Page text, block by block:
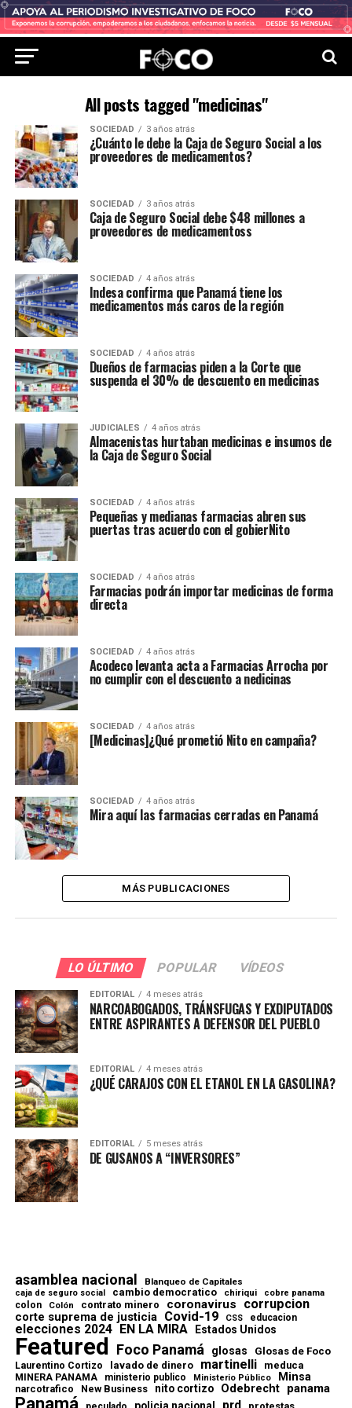
All posts tagged "medicinas"
SOCIEDAD 3 años atrás
¿Cuánto le debe la Caja de Seguro Social a los
proveedores de medicamentos?
SOCIEDAD 3 años atrás
Caja de Seguro Social debe $48 millones a
proveedores de medicamentoss
SOCIEDAD 4 años atrás
Indesa confirma que Panamá tiene los
medicamentos más caros de la región
SOCIEDAD 4 años atrás
Dueños de farmacias piden a la Corte que
suspenda el 30% de descuento en medicinas
JUDICIALES 4 años atrás
Almacenistas hurtaban medicinas e insumos de
la Caja de Seguro Social
SOCIEDAD 4 años atrás
Pequeñas y medianas farmacias abren sus
puertas tras acuerdo con el gobierNito
SOCIEDAD 4 años atrás
Farmacias podrán importar medicinas de forma
directa
SOCIEDAD 4 años atrás
Acodeco levanta acta a Farmacias Arrocha por
no cumplir con el descuento a nedicinas
SOCIEDAD 4 años atrás
[Medicinas]¿Qué prometió Nito en campaña?
SOCIEDAD 4 años atrás
Mira aquí las farmacias cerradas en Panamá
MÁS PUBLICACIONES
LO ÚLTIMO POPULAR VÍDEOS
EDITORIAL 4 meses atrás
NARCOABOGADOS, TRÁNSFUGAS Y EXDIPUTADOS
ENTRE ASPIRANTES A DEFENSOR DEL PUEBLO
EDITORIAL 4 meses atrás
¿QUÉ CARAJOS CON EL ETANOL EN LA GASOLINA?
EDITORIAL 5 meses atrás
DE GUSANOS A “INVERSORES”
asamblea nacional Blanqueo de Capitales
caja de seguro social cambio democratico chiriqui cobre panama
colon Colón contrato minero coronavirus corrupcion
corte suprema de justicia Covid-19 CSS educacion
elecciones 2024 EN LA MIRA Estados Unidos
Featured Foco Panamá glosas Glosas de Foco
Laurentino Cortizo lavado de dinero martinelli meduca
MINERA PANAMA ministerio publico Ministerio Público Minsa
narcotrafico New Business nito cortizo Odebrecht panama
Panamá